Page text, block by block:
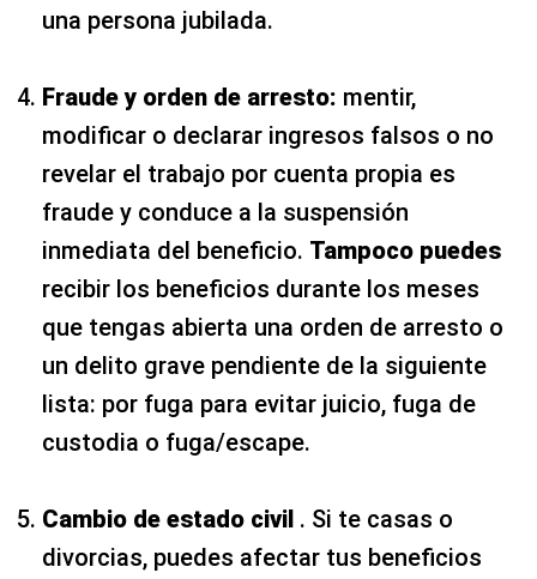
una persona jubilada.
Fraude y orden de arresto: mentir,
modificar o declarar ingresos falsos o no
revelar el trabajo por cuenta propia es
fraude y conduce a la suspensión
inmediata del beneficio. Tampoco puedes
recibir los beneficios durante los meses
que tengas abierta una orden de arresto o
un delito grave pendiente de la siguiente
lista: por fuga para evitar juicio, fuga de
custodia o fuga/escape.
Cambio de estado civil . Si te casas o
divorcias, puedes afectar tus beneficios